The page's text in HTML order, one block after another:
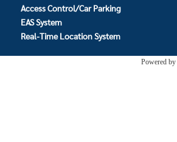
Access Control/Car Parking
EAS System
Real-Time Location System
Powered by